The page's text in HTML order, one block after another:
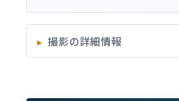
撮影の詳細情報